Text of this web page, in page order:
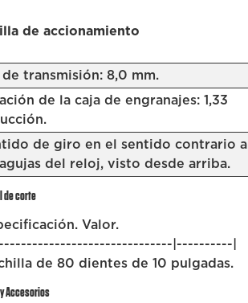
de accionamiento
transmisión: 8,0 mm.
de la caja de engranajes: 1,33
de giro en el sentido contrario a
del reloj, visto desde arriba.
de corte
Valor.
|----------|
de 80 dientes de 10 pulgadas.
Accesorios